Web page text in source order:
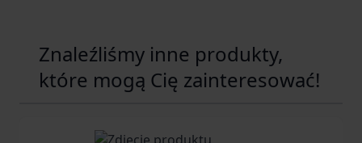
Znaleźliśmy inne produkty,
które mogą Cię zainteresować!